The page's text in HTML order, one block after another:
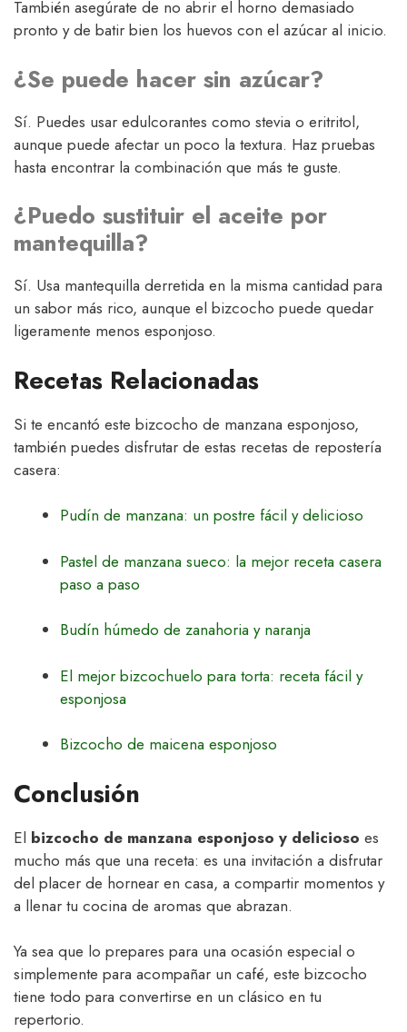
También asegúrate de no abrir el horno demasiado
pronto y de batir bien los huevos con el azúcar al inicio.
¿Se puede hacer sin azúcar?
Sí. Puedes usar edulcorantes como stevia o eritritol,
aunque puede afectar un poco la textura. Haz pruebas
hasta encontrar la combinación que más te guste.
¿Puedo sustituir el aceite por
mantequilla?
Sí. Usa mantequilla derretida en la misma cantidad para
un sabor más rico, aunque el bizcocho puede quedar
ligeramente menos esponjoso.
Recetas Relacionadas
Si te encantó este bizcocho de manzana esponjoso,
también puedes disfrutar de estas recetas de repostería
casera:
Pudín de manzana: un postre fácil y delicioso
Pastel de manzana sueco: la mejor receta casera
paso a paso
Budín húmedo de zanahoria y naranja
El mejor bizcochuelo para torta: receta fácil y
esponjosa
Bizcocho de maicena esponjoso
Conclusión
El bizcocho de manzana esponjoso y delicioso es
mucho más que una receta: es una invitación a disfrutar
del placer de hornear en casa, a compartir momentos y
a llenar tu cocina de aromas que abrazan.
Ya sea que lo prepares para una ocasión especial o
simplemente para acompañar un café, este bizcocho
tiene todo para convertirse en un clásico en tu
repertorio.